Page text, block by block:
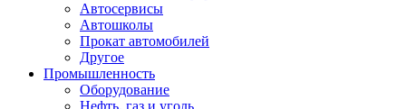
Автосервисы
Автошколы
Прокат автомобилей
Другое
Промышленность
Оборудование
Нефть, газ и уголь